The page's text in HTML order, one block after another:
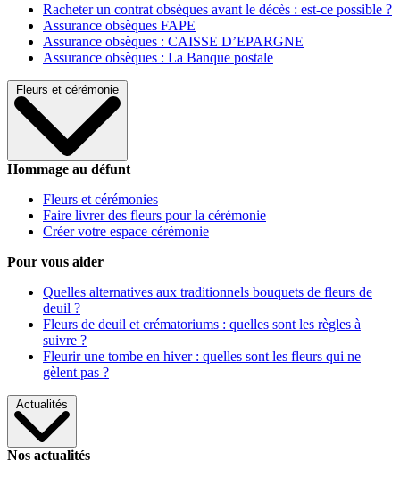
Racheter un contrat obsèques avant le décès : est-ce possible ?
Assurance obsèques FAPE
Assurance obsèques : CAISSE D’EPARGNE
Assurance obsèques : La Banque postale
Fleurs et cérémonie
Hommage au défunt
Fleurs et cérémonies
Faire livrer des fleurs pour la cérémonie
Créer votre espace cérémonie
Pour vous aider
Quelles alternatives aux traditionnels bouquets de fleurs de
deuil ?
Fleurs de deuil et crématoriums : quelles sont les règles à
suivre ?
Fleurir une tombe en hiver : quelles sont les fleurs qui ne
gèlent pas ?
Actualités
Nos actualités